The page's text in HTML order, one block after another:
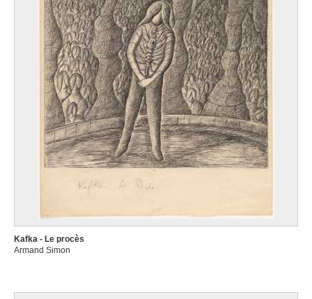
Kafka - Le procès
Armand Simon